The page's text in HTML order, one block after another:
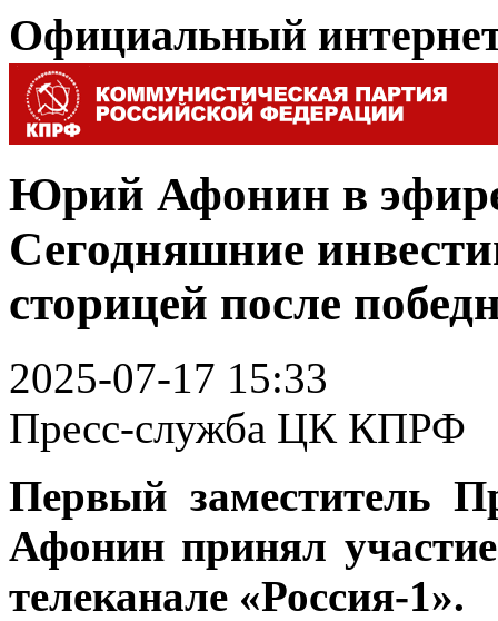
Официальный
Юрий Афонин в
Сегодняшние
сторицей после
2025-07-17 15:33
Пресс-служба ЦК КПРФ
Первый заместитель
Афонин принял
телеканале «Россия-1».